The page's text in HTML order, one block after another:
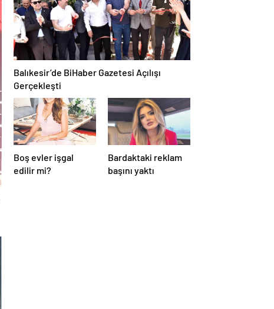
Balıkesir’de BiHaber Gazetesi Açılışı
Gerçekleşti
Boş evler işgal
edilir mi?
Bardaktaki reklam
başını yaktı